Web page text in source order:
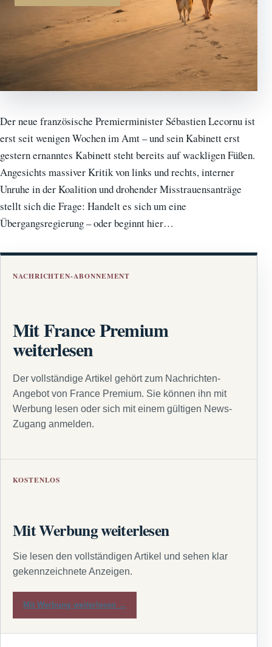
Der neue französische Premierminister Sébastien Lecornu ist
erst seit wenigen Wochen im Amt – und sein Kabinett erst
gestern ernanntes Kabinett steht bereits auf wackligen Füßen.
Angesichts massiver Kritik von links und rechts, interner
Unruhe in der Koalition und drohender Misstrauensanträge
stellt sich die Frage: Handelt es sich um eine
Übergangsregierung – oder beginnt hier…
NACHRICHTEN-ABONNEMENT
Mit France Premium
weiterlesen
Der vollständige Artikel gehört zum Nachrichten-
Angebot von France Premium. Sie können ihn mit
Werbung lesen oder sich mit einem gültigen News-
Zugang anmelden.
KOSTENLOS
Mit Werbung weiterlesen
Sie lesen den vollständigen Artikel und sehen klar
gekennzeichnete Anzeigen.
Mit Werbung weiterlesen →